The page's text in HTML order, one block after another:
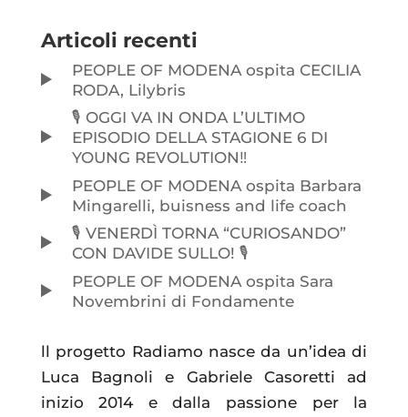
Articoli recenti
PEOPLE OF MODENA ospita CECILIA
RODA, Lilybris
🎙️ OGGI VA IN ONDA L’ULTIMO
EPISODIO DELLA STAGIONE 6 DI
YOUNG REVOLUTION‼️
PEOPLE OF MODENA ospita Barbara
Mingarelli, buisness and life coach
🎙️ VENERDÌ TORNA “CURIOSANDO”
CON DAVIDE SULLO! 🎙️
PEOPLE OF MODENA ospita Sara
Novembrini di Fondamente
ll progetto Radiamo nasce da un’idea di
Luca Bagnoli e Gabriele Casoretti ad
inizio 2014 e dalla passione per la